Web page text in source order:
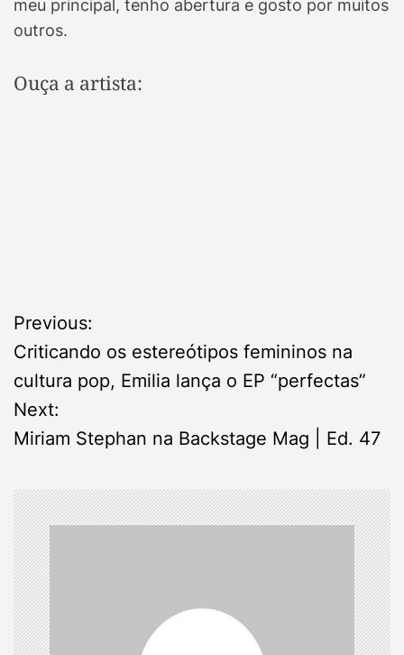
meu principal, tenho abertura e gosto por muitos
outros.
Ouça a artista:
P
o
s
n
a
v
i
Previous:
Criticando os estereótipos femininos na
cultura pop, Emilia lança o EP “perfectas”
Next:
Miriam Stephan na Backstage Mag | Ed. 47